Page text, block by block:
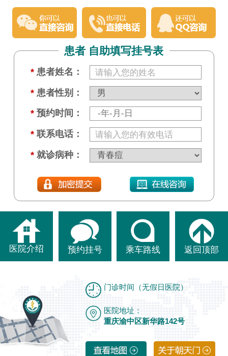
患者 自助填写挂号表
* 患者姓名：
* 患者性别：
* 预约时间：
* 联系电话：
* 就诊病种：
医院介绍 预约挂号 乘车路线 返回顶部
门诊时间（无假日医院）
医院地址：
重庆渝中区新华路142号